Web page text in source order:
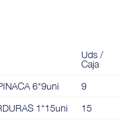
Uds /
Caja
6*9uni 9
1*15uni 15